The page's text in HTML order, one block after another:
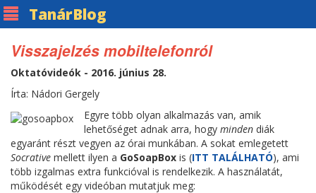
TanárBlog
Visszajelzés mobiltelefonról
Oktatóvideók - 2016. június 28.
Írta: Nádori Gergely
Egyre több olyan alkalmazás van, amik
lehetőséget adnak arra, hogy minden diák
egyaránt részt vegyen az órai munkában. A sokat emlegetett
Socrative mellett ilyen a GoSoapBox is (ITT TALÁLHATÓ), ami
több izgalmas extra funkcióval is rendelkezik. A használatát,
működését egy videóban mutatjuk meg: